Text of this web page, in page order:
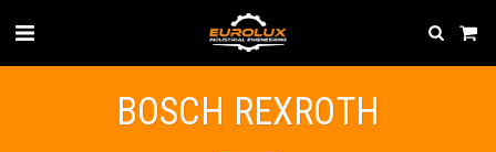
BOSCH REXROTH